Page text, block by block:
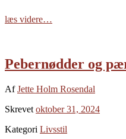
læs videre…
Pebernødder og
AfJette Holm Rosendal
Skrevet oktober 31, 2024
Kategori Livsstil